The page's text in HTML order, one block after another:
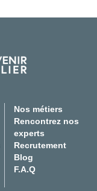
Nos métiers
Rencontrez nos
experts
Recrutement
Blog
F.A.Q